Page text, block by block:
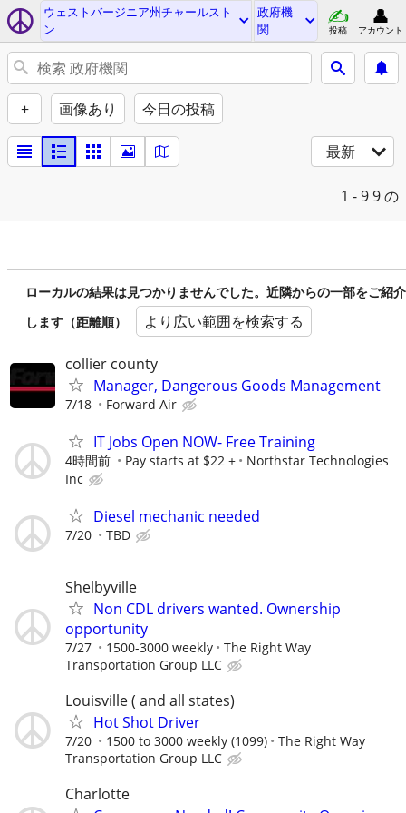
ウェストバージニア州チャールスト
ン
政府機
関
投稿 アカウント
+ 画像あり 今日の投稿
最新
1 - 99 の
ローカルの結果は見つかりませんでした。近隣からの一部をご紹介
します（距離順）
より広い範囲を検索する
collier county
Manager, Dangerous Goods Management
7/18 Forward Air
IT Jobs Open NOW- Free Training
4時間前 Pay starts at $22 +
Northstar Technologies
Inc
Diesel mechanic needed
7/20 TBD
Shelbyville
Non CDL drivers wanted. Ownership
opportunity
7/27 1500-3000 weekly
The Right Way
Transportation Group LLC
Louisville ( and all states)
Hot Shot Driver
7/20 1500 to 3000 weekly (1099)
The Right Way
Transportation Group LLC
Charlotte